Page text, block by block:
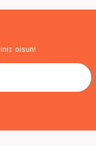
olsun!